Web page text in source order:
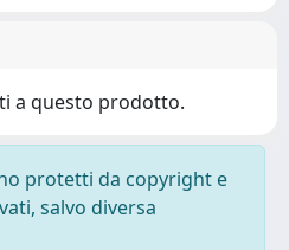
a questo prodotto.
protetti da copyright e
salvo diversa